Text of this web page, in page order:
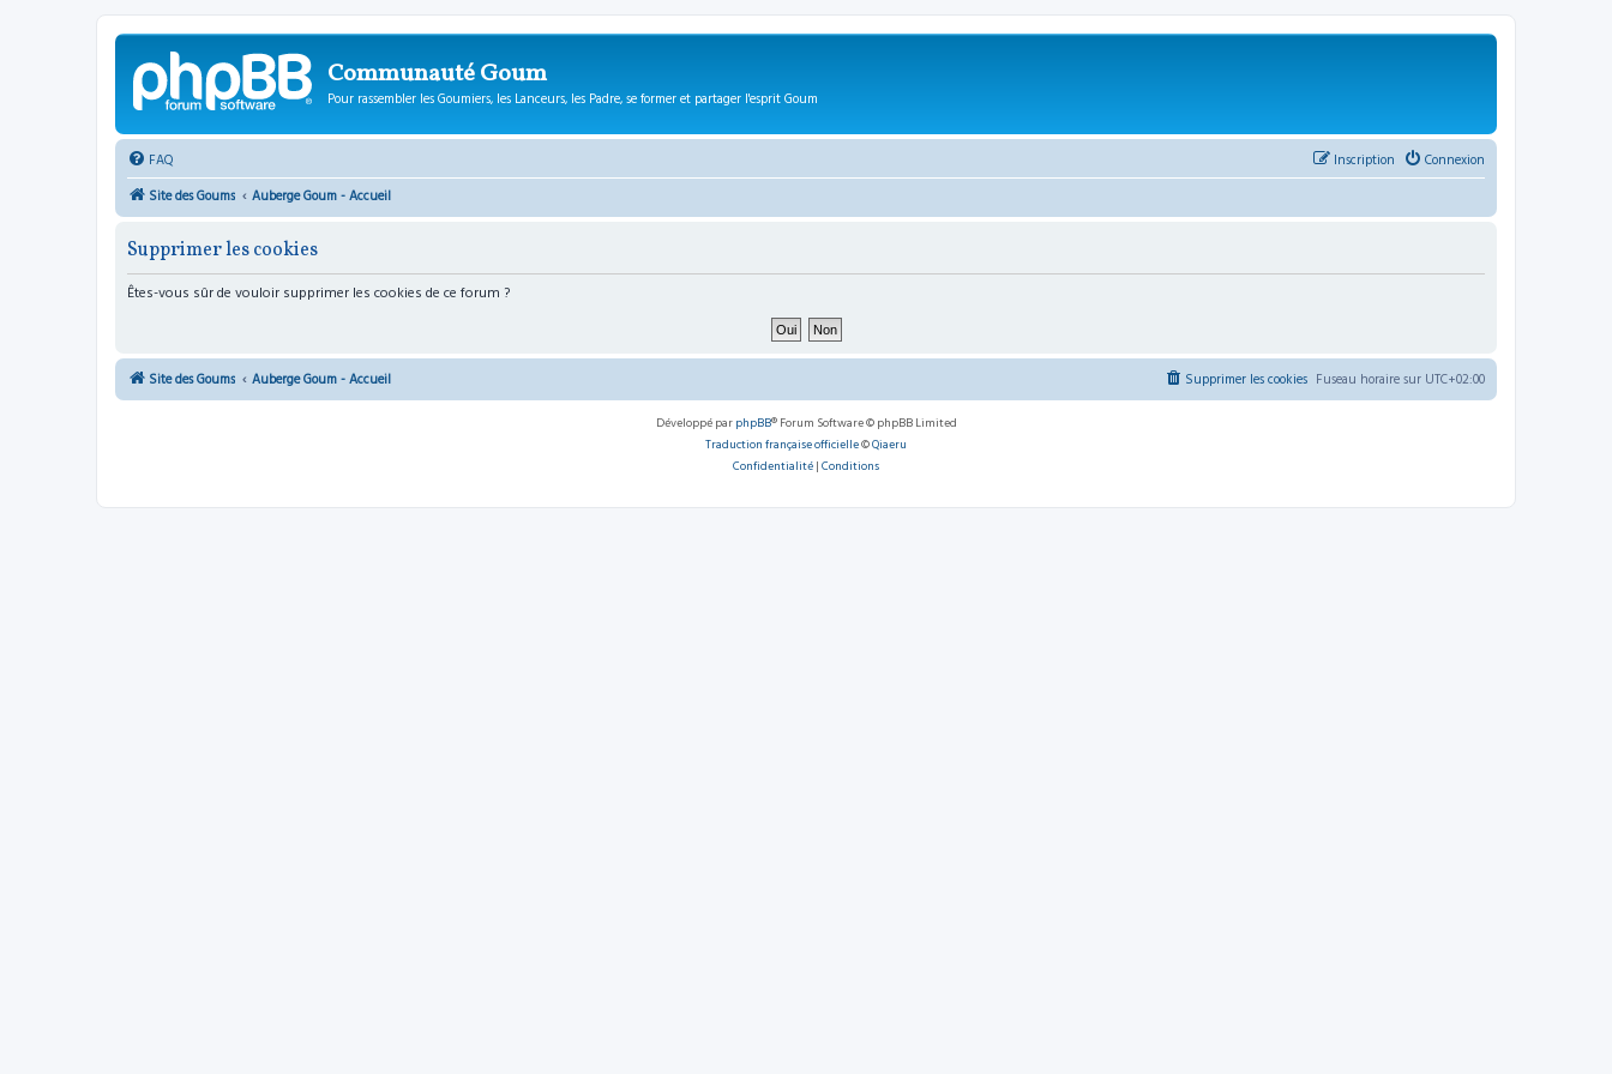
Communauté Goum
Pour rassembler les Goumiers, les Lanceurs, les Padre, se former et partager l'esprit Goum
FAQ Connexion
Inscription
Site des Goums
Auberge Goum - Accueil
Supprimer les cookies
Êtes-vous sûr de vouloir supprimer les cookies de ce forum ?
Site des Goums Auberge Goum - Accueil Fuseau horaire sur UTC+02:00
Supprimer les cookies
Développé par phpBB® Forum Software © phpBB Limited
Traduction française officielle©Qiaeru
Confidentialité | Conditions